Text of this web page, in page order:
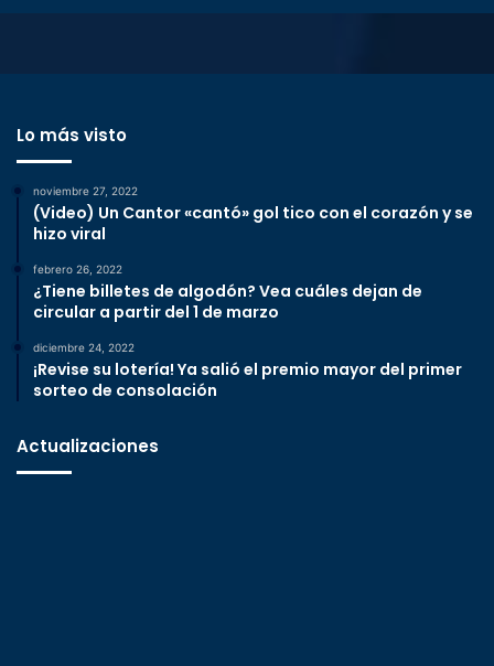
Lo más visto
noviembre 27, 2022
(Video) Un Cantor «cantó» gol tico con el corazón y se
hizo viral
febrero 26, 2022
¿Tiene billetes de algodón? Vea cuáles dejan de
circular a partir del 1 de marzo
diciembre 24, 2022
¡Revise su lotería! Ya salió el premio mayor del primer
sorteo de consolación
Actualizaciones